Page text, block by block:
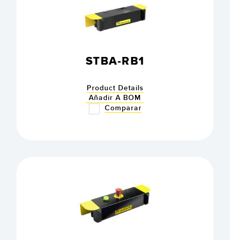
STBA-RB1
Product Details
Añadir A BOM
Comparar